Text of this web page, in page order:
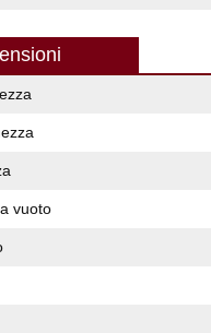
vuoto